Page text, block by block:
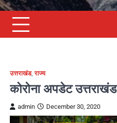
उत्तराखंड,राज्य
कोरोना अपडेट उत्तराखंड
admin December 30, 2020